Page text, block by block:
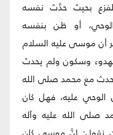
بحيث حدَّث نفسه
الوحي، أو ظن بنفسه
أن موسى عليه السلام
وسكون ولم يحدث
مع محمد صلى الله
الوحي عليه، فهل كان
الله عليه وآله